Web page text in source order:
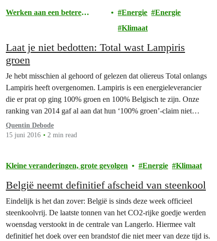
Filtered results
Werken aan een betere
Energie
Energie
Klimaat
Laat je niet bedotten: Total wast Lampiris
groen
Je hebt misschien al gehoord of gelezen dat oliereus Total onlangs
Lampiris heeft overgenomen. Lampiris is een energieleverancier
die er prat op ging 100% groen en 100% Belgisch te zijn. Onze
ranking van 2014 gaf al aan dat hun ‘100% groen’-claim niet
helemaal strookt met de werkelijke mix in hun aanbod.
Quentin Debode
15 juni 2016
2 min read
Kleine veranderingen, grote gevolgen Energie Klimaat
België neemt definitief afscheid van steenkool
Eindelijk is het dan zover: België is sinds deze week officieel
steenkoolvrij. De laatste tonnen van het CO2-rijke goedje werden
woensdag verstookt in de centrale van Langerlo. Hiermee valt
definitief het doek over een brandstof die niet meer van deze tijd is.